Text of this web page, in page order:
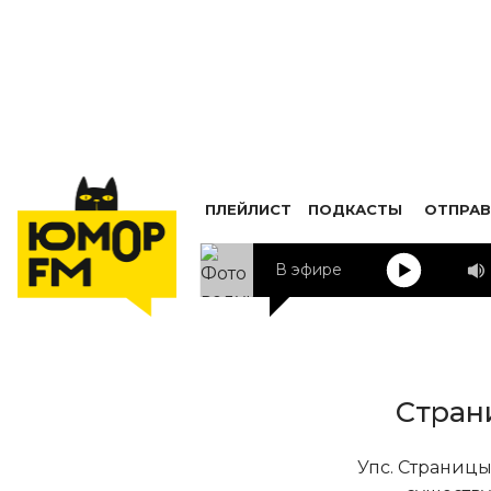
ПЛЕЙЛИСТ ПОДКАСТЫ
В эфире
Упс.